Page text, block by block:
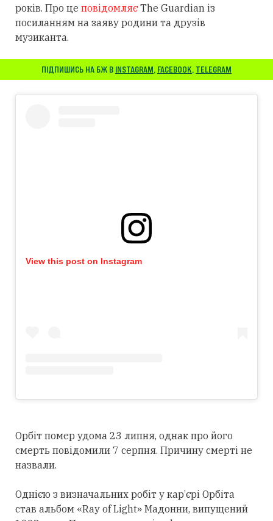
років. Про це повідомляєThe Guardian із
посиланням на заяву родини та друзів
музиканта.
ПІДПИШИСЬ НА БЖ В INSTAGRAM, FACEBOOK, TELEGRAM
View this post on Instagram
Орбіт помер удома 23 липня, однак про його
смерть повідомили 7 серпня. Причину смерті не
назвали.
Однією з визначальних робіт у кар’єрі Орбіта
став альбом «Ray of Light» Мадонни, випущений